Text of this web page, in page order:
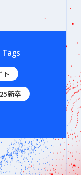
Tags
ト
新卒
インタビュ
# OKR